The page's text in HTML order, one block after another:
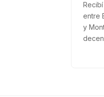
entre
y